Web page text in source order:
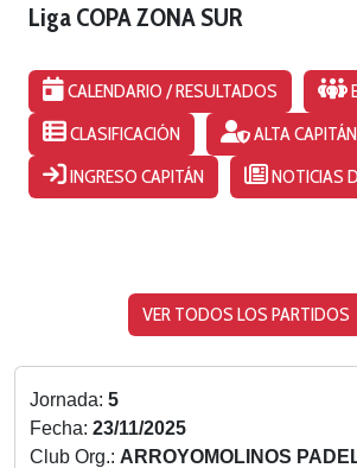
Liga COPA ZONA SUR
CALENDARIO / RESULTADOS
CLASIFICACIÓN
ALTA CAPITÁN
INGRESO CAPITÁN
NOTICIAS
VER TODOS LOS PARTIDOS
Jornada: 5
Fecha: 23/11/2025
Club Org.: ARROYOMOLINOS